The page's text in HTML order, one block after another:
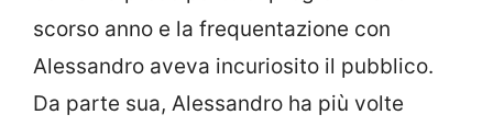
scorso anno e la frequentazione con
Alessandro aveva incuriosito il pubblico.
Da parte sua, Alessandro ha più volte